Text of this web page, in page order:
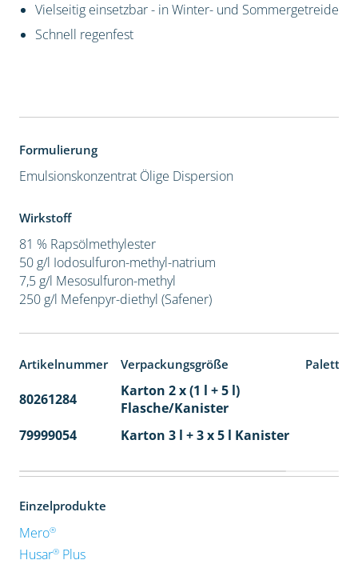
Vielseitig einsetzbar - in Winter- und Sommergetreide
Schnell regenfest
Formulierung
Emulsionskonzentrat Ölige Dispersion
Wirkstoff
81 % Rapsölmethylester
50 g/l Iodosulfuron-methyl-natrium
7,5 g/l Mesosulfuron-methyl
250 g/l Mefenpyr-diethyl (Safener)
Artikelnummer Verpackungsgröße
80261284
Karton 2 x (1 l + 5 l)
Flasche/Kanister
79999054 Karton 3 l + 3 x 5 l Kanister
Einzelprodukte
Mero®
Husar®Plus